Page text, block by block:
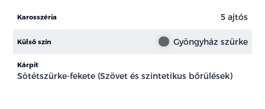
Karosszéria 5 ajtós
Külső szín Gyöngyház szürke
Kárpit
Sötétszürke-fekete (Szövet és szintetikus bőrülések)